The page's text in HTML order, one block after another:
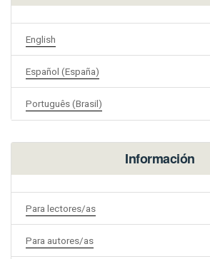
English
Español (España)
Português (Brasil)
Información
Para lectores/as
Para autores/as